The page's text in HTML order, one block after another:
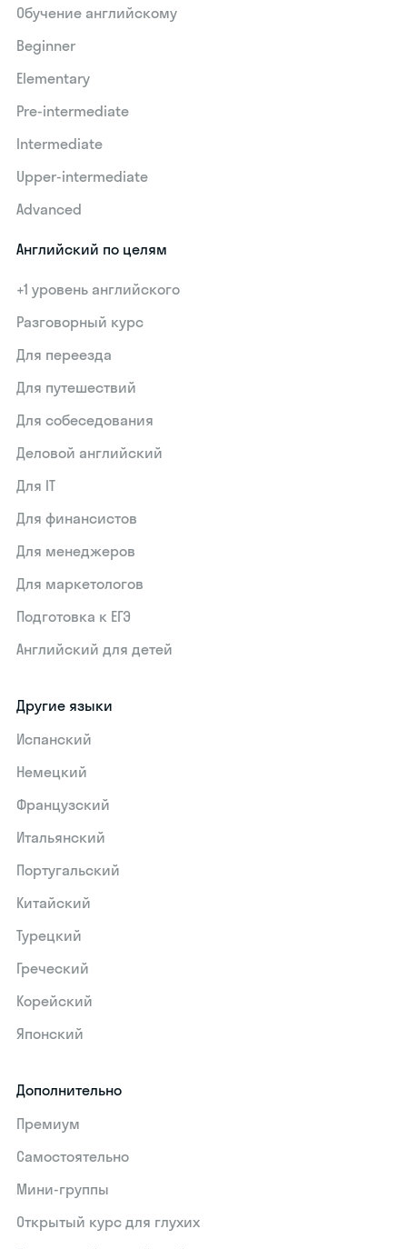
Обучение английскому
Beginner
Elementary
Pre-intermediate
Intermediate
Upper-intermediate
Advanced
Английский по целям
+1 уровень английского
Разговорный курс
Для переезда
Для путешествий
Для собеседования
Деловой английский
Для IT
Для финансистов
Для менеджеров
Для маркетологов
Подготовка к ЕГЭ
Английский для детей
Другие языки
Испанский
Немецкий
Французский
Итальянский
Португальский
Китайский
Турецкий
Греческий
Корейский
Японский
Дополнительно
Премиум
Самостоятельно
Мини-группы
Открытый курс для глухих